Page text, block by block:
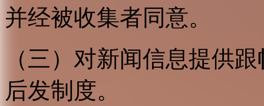
并经被收集者同意。
（三）对新闻信息提供
后发制度。